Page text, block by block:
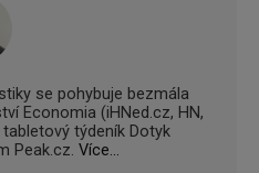
se pohybuje bezmála
Economia (iHNed.cz, HN,
týdeník Dotyk
Peak.cz. Více...